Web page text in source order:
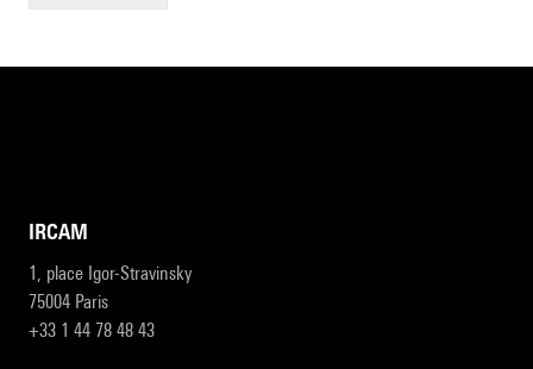
IRCAM
1, place Igor-Stravinsky
75004 Paris
+33 1 44 78 48 43